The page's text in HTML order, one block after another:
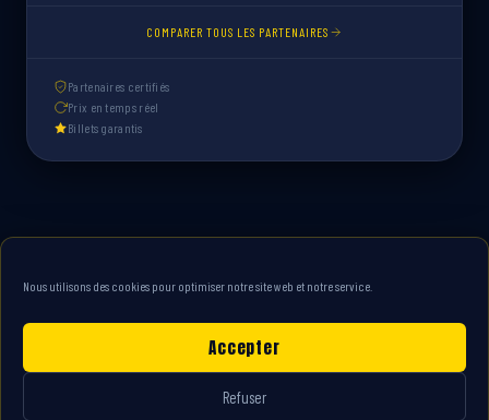
Nous utilisons des cookies pour optimiser notre site web et notre service.
Accepter
Refuser
COMPARER TOUS LES PARTENAIRES
Partenaires certifiés
Prix en temps réel
Billets garantis
Nos partenairesPolitique cookies